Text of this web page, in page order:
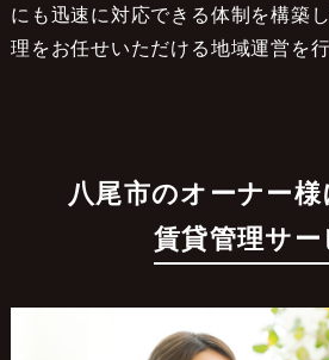
にも迅速に対応できる体制を構築
理をお任せいただける地域運営を
八尾市のオーナー
賃貸管理サー